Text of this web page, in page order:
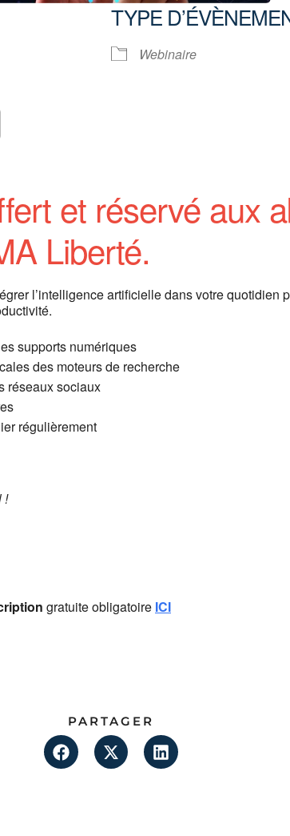
TYPE
Webinaire
et réservé aux
Liberté.
l’intelligence artificielle dans votre quotidien
supports numériques
des moteurs de recherche
réseaux sociaux
régulièrement
!
gratuite obligatoire ICI
PARTAGER